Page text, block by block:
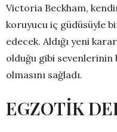
Victoria Beckham,
koruyucu iç güdüsüyle
edecek. Aldığı yeni
olduğu gibi sevenlerinin
olmasını sağladı.
EGZOTİK